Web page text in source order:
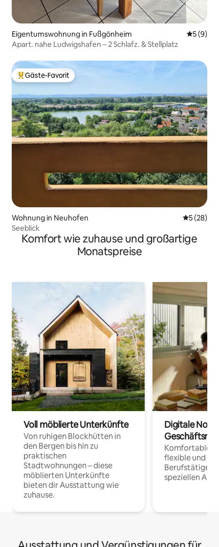
Eigentumswohnung in Fußgönheim
5 (9)
Apart. nahe Ludwigshafen – 2 Schlafz. & Stellplatz
Beliebter Gäste-Favorit.
Gäste-Favorit
Wohnung in Neuhofen
5 (28)
Seeblick
Komfort wie zuhause und großartige
Monatspreise
Voll möblierte Unterkünfte
Von ruhigen Blockhütten in
den Bergen bis hin zu
praktischen
Stadtwohnungen – diese
möblierten Unterkünfte
bieten dir Ausstattung wie
zuhause.
Digitale
Komfortable
flexible und
Berufstätige
speziellen